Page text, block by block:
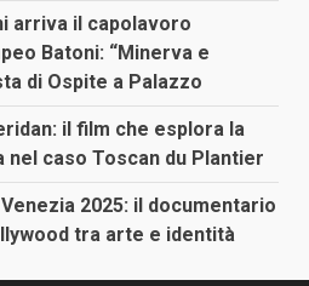
arriva il capolavoro
Batoni: “Minerva e
di Ospite a Palazzo
il film che esplora la
caso Toscan du Plantier
2025: il documentario
tra arte e identità